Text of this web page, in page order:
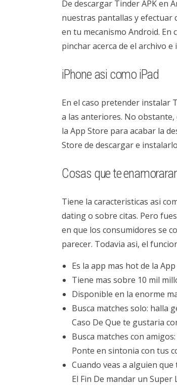
De descargar Tinder APK en
nuestras pantallas y efectuar
en tu mecanismo Android. En
pinchar acerca de el archivo
iPhone asi­ como iPad
En el caso pretender instalar
a las anteriores. No obstante,
la App Store para acabar la
Store de descargar e
Cosas que te
Tiene la caracteristicas asi­
dating o sobre citas. Pero
en que los consumidores se
parecer. Todavia asi, el
Es la app mas hot de la
Tiene mas sobre 10 mil
Disponible en la enorme
Busca matches solo: halla
Caso De Que te gustaria
Busca matches con
Ponte en sintonia con tus
Cuando veas a alguien
El Fin De mandar un Super